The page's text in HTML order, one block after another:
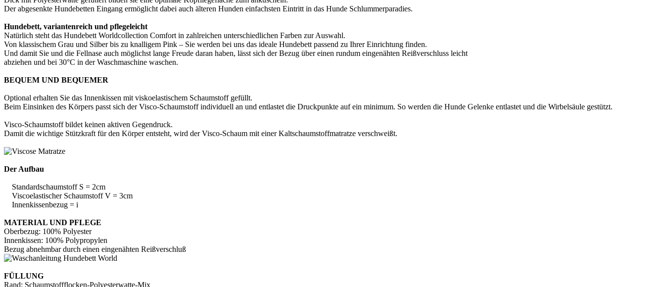
Der abgesenkte Hundebetten Eingang ermöglicht dabei auch älteren Hunden einfachsten Eintritt in das Hunde Schlummerparadies.
Hundebett, variantenreich und pflegeleicht
Natürlich steht das Hundebett Worldcollection Comfort in zahlreichen unterschiedlichen Farben zur Auswahl.
Von klassischem Grau und Silber bis zu knalligem Pink – Sie werden bei uns das ideale Hundebett passend zu Ihrer Einrichtung finden.
Und damit Sie und die Fellnase auch möglichst lange Freude daran haben, lässt sich der Bezug über einen rundum eingenähten Reißverschluss leicht
abziehen und bei 30°C in der Waschmaschine waschen.
BEQUEM UND BEQUEMER
Optional erhalten Sie das Innenkissen mit viskoelastischem Schaumstoff gefüllt.
Beim Einsinken des Körpers passt sich der Visco-Schaumstoff individuell an und entlastet die Druckpunkte auf ein minimum. So werden die Hunde Gelenke entlastet und die Wirbelsäule gestützt.
Visco-Schaumstoff bildet keinen aktiven Gegendruck.
Damit die wichtige Stützkraft für den Körper entsteht, wird der Visco-Schaum mit einer Kaltschaumstoffmatratze verschweißt.
Der Aufbau
Standardschaumstoff S = 2cm
Viscoelastischer Schaumstoff V = 3cm
Innenkissenbezug = i
MATERIAL UND PFLEGE
Oberbezug: 100% Polyester
Innenkissen: 100% Polypropylen
Bezug abnehmbar durch einen eingenähten Reißverschluß
FÜLLUNG
Rand: Schaumstoffflocken-Polyesterwatte-Mix